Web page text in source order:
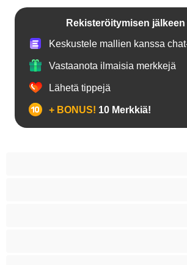
Rekisteröitymisen
Keskustele mallien kanssa
Vastaanota ilmaisia merkkejä
Lähetä tippejä
+ BONUS! 10 Merkkiä!